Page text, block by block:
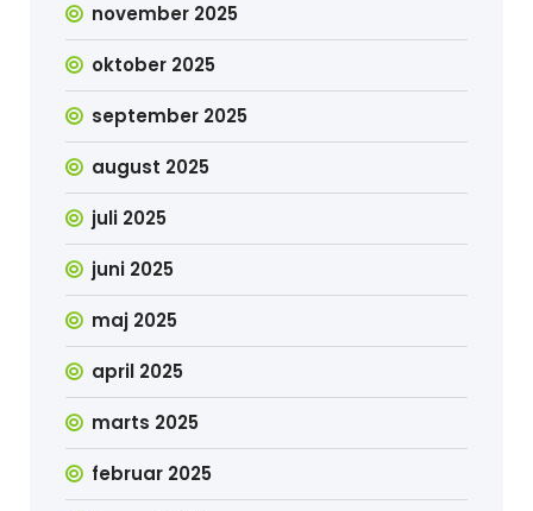
november 2025
oktober 2025
september 2025
august 2025
juli 2025
juni 2025
maj 2025
april 2025
marts 2025
februar 2025